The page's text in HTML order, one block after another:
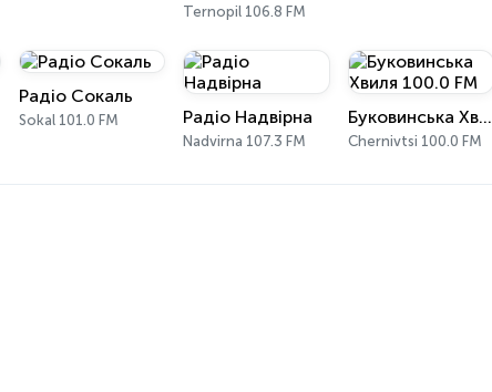
Ternopil 106.8 FM
Радіо Сокаль
Sokal 101.0 FM Радіо Надвірна
Nadvirna 107.3 FM
Буковинська Хвиля 100.0 FM
Chernivtsi 100.0 FM